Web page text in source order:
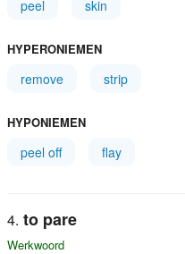
peel skin
HYPERONIEMEN
remove strip
HYPONIEMEN
peel off flay
to pare
Werkwoord